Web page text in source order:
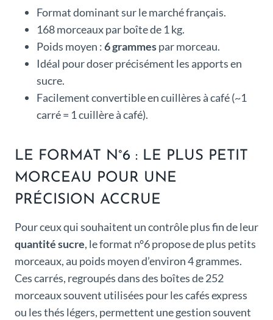
Format dominant sur le marché français.
168 morceaux par boîte de 1 kg.
Poids moyen :6 grammespar morceau.
Idéal pour doser précisément les apports en
sucre.
Facilement convertible en cuillères à café (~1
carré = 1 cuillère à café).
LE FORMAT N°6 : LE PLUS PETIT
MORCEAU POUR UNE
PRÉCISION ACCRUE
Pour ceux qui souhaitent un contrôle plus fin de leur
quantité sucre, le format n°6 propose de plus petits
morceaux, au poids moyen d’environ 4 grammes.
Ces carrés, regroupés dans des boîtes de 252
morceaux souvent utilisées pour les cafés express
ou les thés légers, permettent une gestion souvent